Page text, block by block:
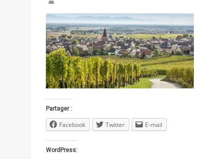
Partager :
Facebook Twitter E-mail
WordPress: